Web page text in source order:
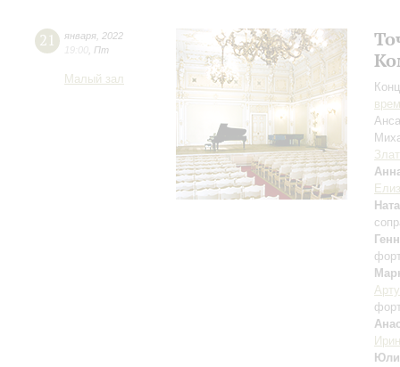
21 января 2022
19:00 Пт
Малый зал